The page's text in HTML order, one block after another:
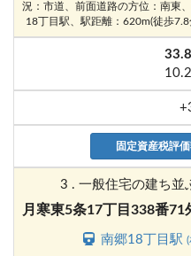
況：市道、前面道路の方位：南東
18丁目駅、駅距離：620m(徒歩
33.8
10.2
固定資産税評
3 . 一般住宅の建ち
月寒東5条17丁目338番71
南郷18丁目駅